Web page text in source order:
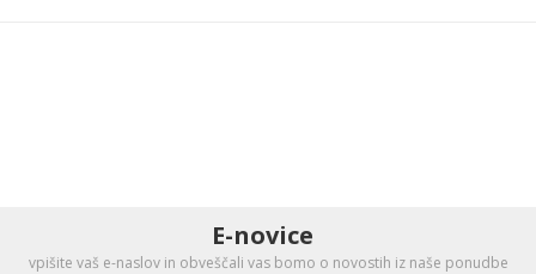
E-novice
vpišite vaš e-naslov in obveščali vas bomo o novostih iz naše ponudbe